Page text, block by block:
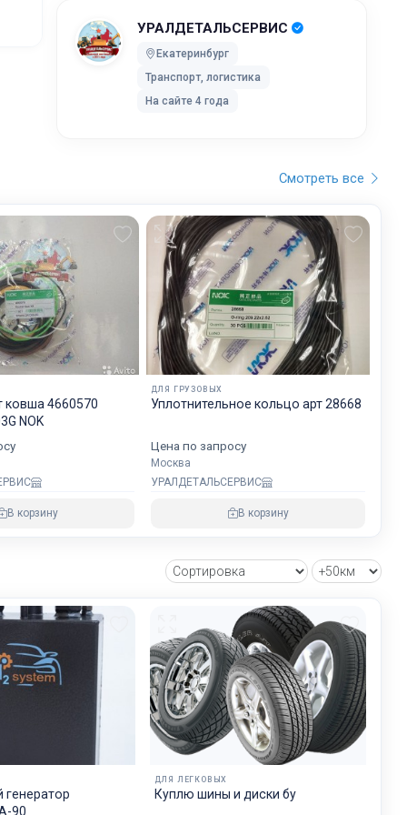
УРАЛДЕТАЛЬСЕРВИС
Екатеринбург
Транспорт, логистика
На сайте 4 года
Мы
на
Смотреть все
ковша 4660570
NOK
В корзину
ДЛЯ ГРУЗОВЫХ
Уплотнительное кольцо арт 28668
Цена по запросу
Москва
УРАЛДЕТАЛЬСЕРВИС
В корзину
90
ДЛЯ ЛЕГКОВЫХ
Куплю шины и диски бу